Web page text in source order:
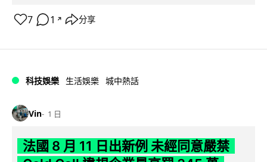
7 1 ↗ 分享
科技娛樂 生活娛樂 城中熱話
Vin 1 日
法國 8 月 11 日出新例 未經同意嚴禁